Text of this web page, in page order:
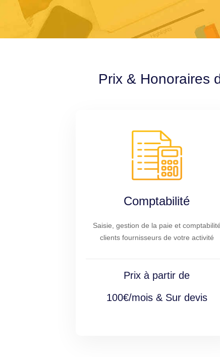
Prix & Honoraires
Comptabilité
Saisie, gestion de la paie et comptabilité
clients fournisseurs de votre activité
Prix à partir de
100€/mois & Sur devis